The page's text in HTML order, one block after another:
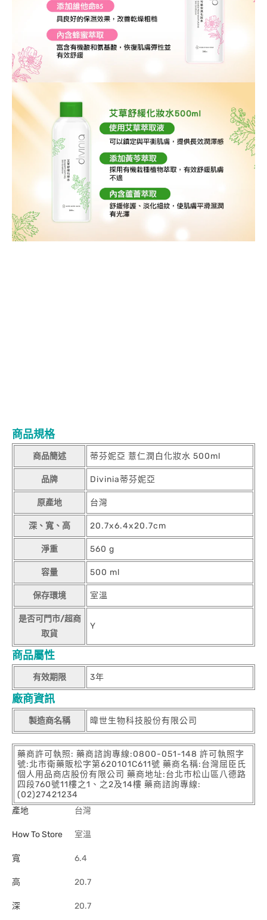
商品規格
商品簡述 蒂芬妮亞 薏仁潤白化妝水 500ml
品牌 Divinia蒂芬妮亞
原產地 台灣
深、寬、高 20.7x6.4x20.7cm
淨重 560 g
容量 500 ml
保存環境 室溫
是否可門市/超商
取貨
Y
商品屬性
有效期限 3年
廠商資訊
製造商名稱 暐世生物科技股份有限公司
藥商許可執照: 藥商諮詢專線:0800-051-148 許可執照字
號:北市衛藥販松字第620101C611號 藥商名稱:台灣屈臣氏
個人用品商店股份有限公司 藥商地址:台北市松山區八德路
四段760號11樓之1、之2及14樓 藥商諮詢專線:
(02)27421234
產地
台灣
How To Store 室溫
寬 6.4
高 20.7
深 20.7